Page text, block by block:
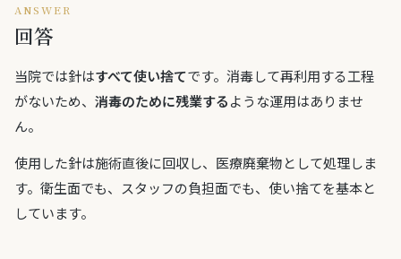
ANSWER
回答
当院では針はすべて使い捨てです。消毒して再利用する工程
がないため、 消毒のために残業するような運用はありませ
ん。
使用した針は施術直後に回収し、医療廃棄物として処理しま
す。衛生面でも、スタッフの負担面でも、使い捨てを基本と
しています。